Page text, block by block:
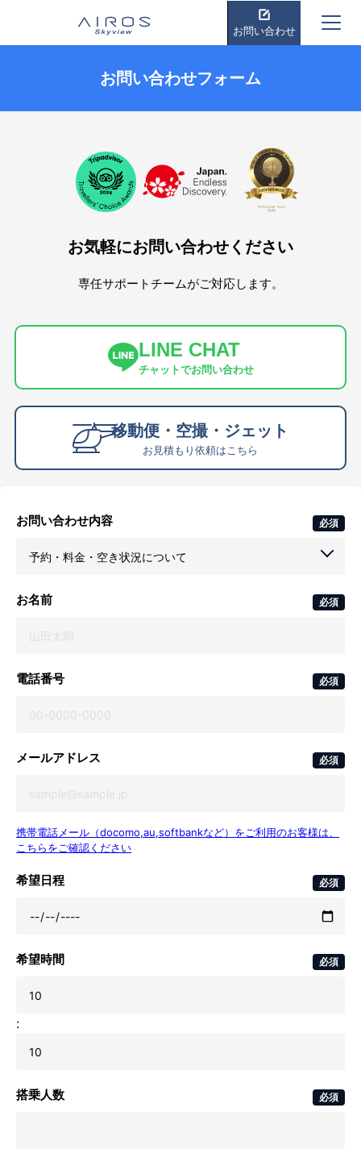
お問い合わせ
お問い合わせフォーム
お気軽にお問い合わせください
専任サポートチームがご対応します。
LINE CHAT
チャットでお問い合わせ
移動便・空撮・ジェット
お見積もり依頼はこちら
お問い合わせ内容 必須
お名前 必須
電話番号 必須
メールアドレス 必須
携帯電話メール（docomo,au,softbankなど）をご利用のお客様は、
こちらをご確認ください
希望日程 必須
希望時間 必須
:
搭乗人数 必須